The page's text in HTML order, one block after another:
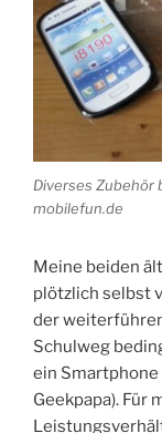
Diverses Zubehör
mobilefun.de
Meine beiden
plötzlich selbst
der
Schulweg
ein
Geekpapa). Für